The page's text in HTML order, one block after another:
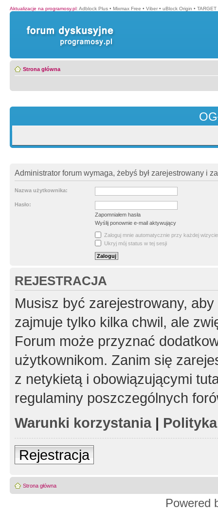
Aktualizacje na programosy.pl: Adblock Plus • Mixmax Free • Viber • uBlock Origin •
Strona główna
Administrator forum wymaga, żebyś był zarejestrowany i
Nazwa użytkownika:
Hasło:
Zapomniałem hasła
Wyślij ponownie e-mail aktywujący
Zaloguj mnie automatycznie przy każdej wizycie
Ukryj mój status w tej sesji
REJESTRACJA
Musisz być zarejestrowany,
zajmuje tylko kilka chwil, ale
Forum może przyznać
użytkownikom. Zanim się
z netykietą i obowiązującymi
regulaminy poszczególnych
Warunki korzystania|
Rejestracja
Strona główna
Powered